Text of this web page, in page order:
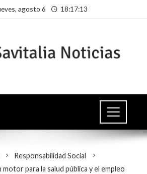
agosto 6 18:17:13
Responsabilidad Social
motor para la salud pública y el empleo